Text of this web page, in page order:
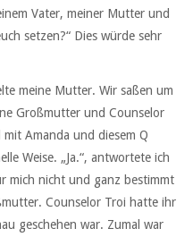
Vater, meiner Mutter und
setzen?“ Dies würde sehr
meine Mutter. Wir saßen um
Großmutter und Counselor
Amanda und diesem Q
Weise. „Ja.“, antwortete ich
mich nicht und ganz bestimmt
Counselor Troi hatte ihr
geschehen war. Zumal war